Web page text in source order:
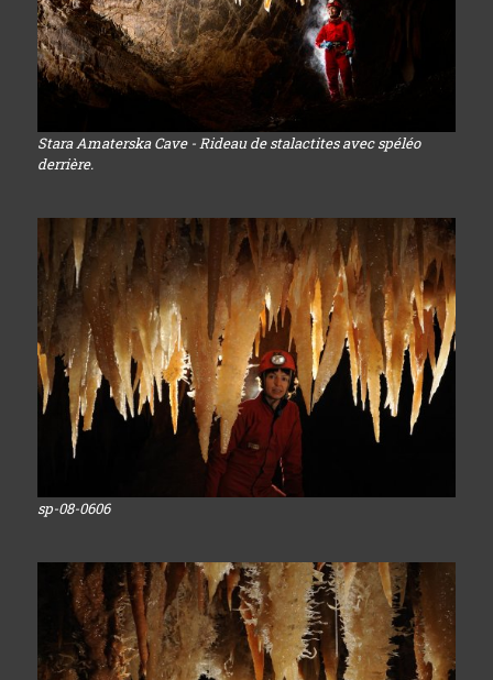
Stara Amaterska Cave - Rideau de stalactites avec spéléo
derrière.
sp-08-0606